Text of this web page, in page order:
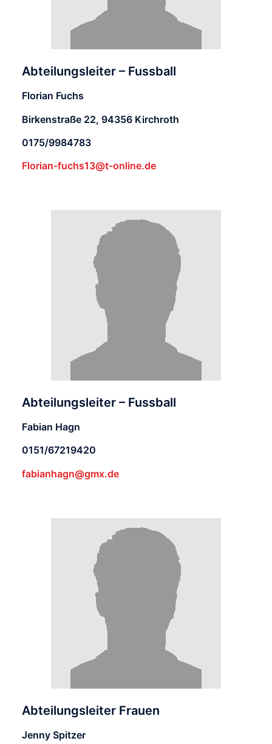
Abteilungsleiter – Fussball
Florian Fuchs
Birkenstraße 22, 94356 Kirchroth
0175/9984783
Florian-fuchs13@t-online.de
Abteilungsleiter – Fussball
Fabian Hagn
0151/67219420
fabianhagn@gmx.de
Abteilungsleiter Frauen
Jenny Spitzer